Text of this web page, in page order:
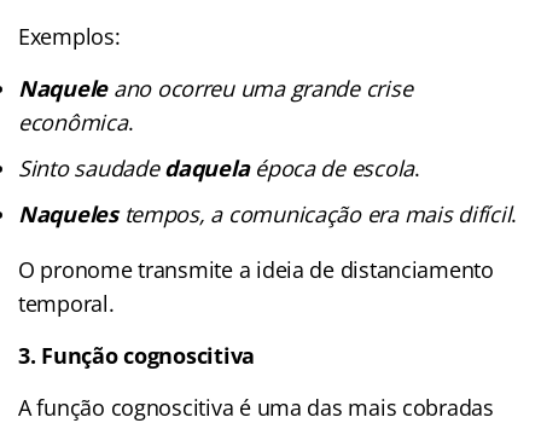
Exemplos:
Naqueleano ocorreu uma grande crise
econômica.
Sinto saudadedaquelaépoca de escola.
Naquelestempos, a comunicação era mais difícil.
O pronome transmite a ideia de distanciamento
temporal.
3. Função cognoscitiva
A função cognoscitiva é uma das mais cobradas